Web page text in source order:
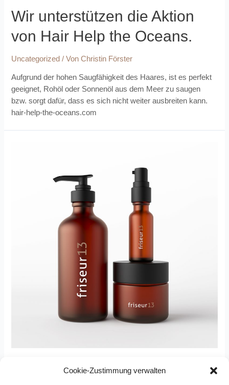
Cookie-Zustimmung verwalten
Wir unterstützen die Aktion
von Hair Help the Oceans.
Uncategorized / VonChristin Förster
Aufgrund der hohen Saugfähigkeit des Haares, ist es perfekt
geeignet, Rohöl oder Sonnenöl aus dem Meer zu saugen
bzw. sorgt dafür, dass es sich nicht weiter ausbreiten kann.
hair-help-the-oceans.com
Perfekte Pflege auch zu